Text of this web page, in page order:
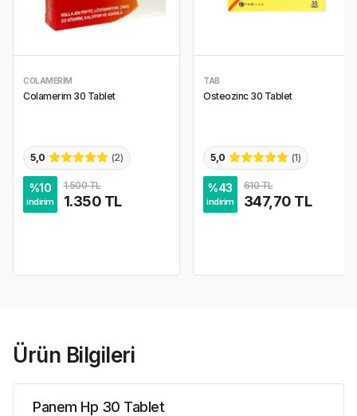
COLAMERIM
Colamerim 30 Tablet
5,0 (2)
%10
indirim
1.500 TL
1.350 TL
TAB
Osteozinc 30 Tablet
5,0 (1)
%43
indirim
610 TL
347,70 TL
Ürün Bilgileri
Panem Hp 30 Tablet